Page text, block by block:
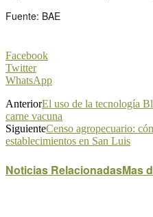
Fuente: BAE
Facebook
Twitter
WhatsApp
AnteriorEl uso de la tecnología
carne vacuna
SiguienteCenso agropecuario:
establecimientos en San Luis
Noticias RelacionadasMas